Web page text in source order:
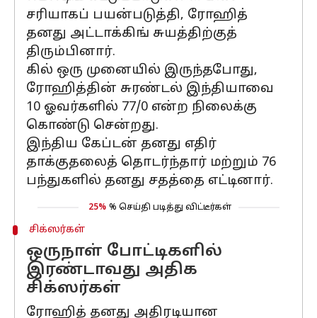
சரியாகப் பயன்படுத்தி, ரோஹித்
தனது அட்டாக்கிங் சுயத்திற்குத்
திரும்பினார்.
கில் ஒரு முனையில் இருந்தபோது, ​​​​
ரோஹித்தின் சுரண்டல் இந்தியாவை
10 ஓவர்களில் 77/0 என்ற நிலைக்கு
கொண்டு சென்றது.
இந்திய கேப்டன் தனது எதிர்
தாக்குதலைத் தொடர்ந்தார் மற்றும் 76
பந்துகளில் தனது சதத்தை எட்டினார்.
25% % செய்தி படித்து விட்டீர்கள்
சிக்ஸர்கள்
ஒருநாள் போட்டிகளில்
இரண்டாவது அதிக
சிக்ஸர்கள்
ரோஹித் தனது அதிரடியான